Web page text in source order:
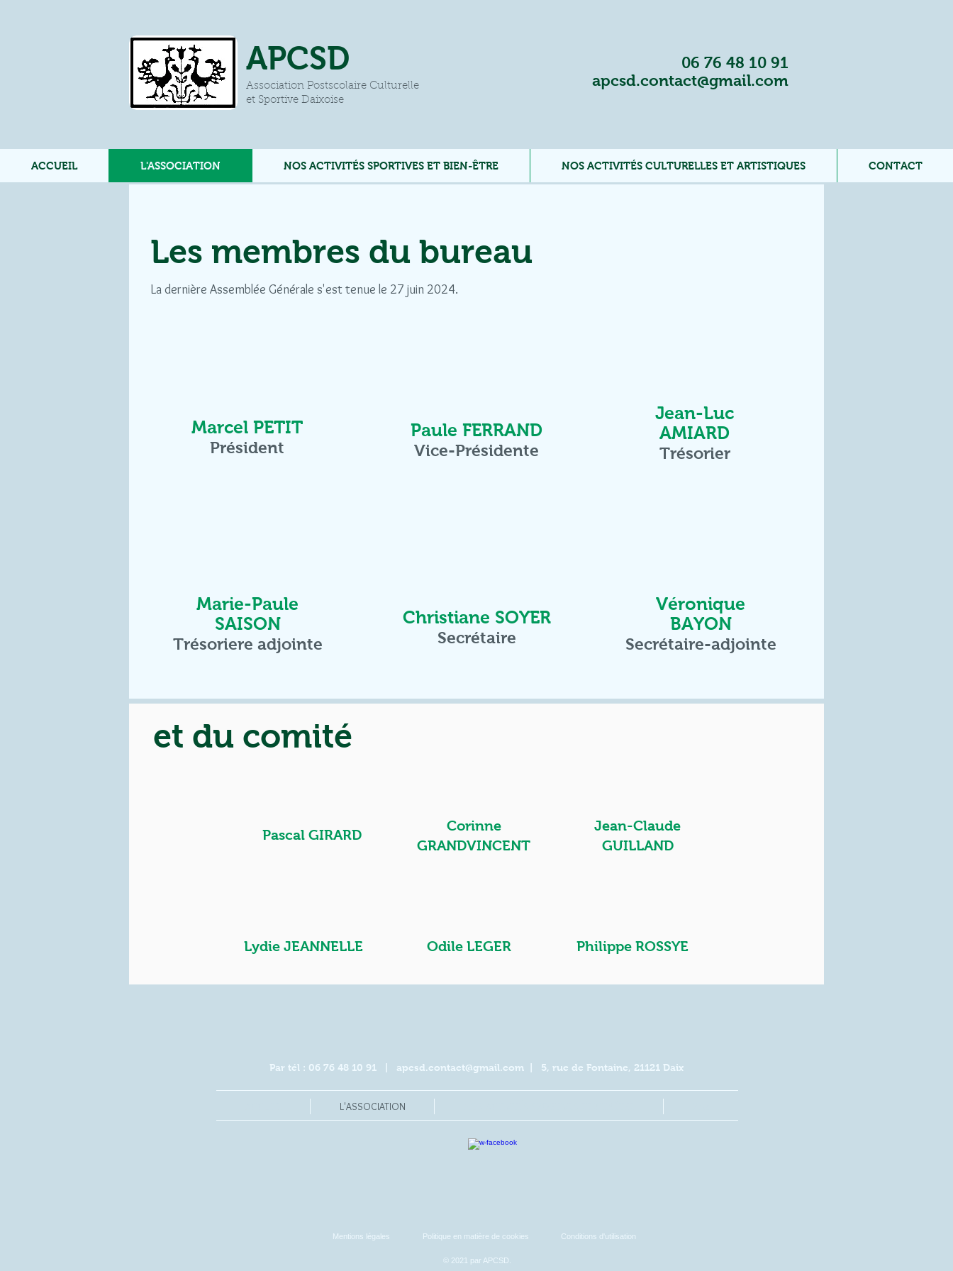
APCSD
Association Postscolaire Culturelle
et Sportive Daixoise
06 76 48 10 91
apcsd.contact@gmail.com
ACCUEIL L'ASSOCIATION NOS ACTIVITÉS SPORTIVES ET BIEN-ÊTRE NOS ACTIVITÉS CULTURELLES ET ARTISTIQUES CONTACT
Les membres du bureau
La dernière Assemblée Générale s'est tenue le 27 juin 2024.
Marcel PETIT
Président
Marie-Paule
SAISON
Trésoriere adjointe
Paule FERRAND
Vice-Présidente
Christiane SOYER
Secrétaire
Jean-Luc
AMIARD
Trésorier
Véronique
BAYON
Secrétaire-adjointe
et du comité
Pascal GIRARD
Corinne
GRANDVINCENT
Jean-Claude
GUILLAND
Lydie JEANNELLE Odile LEGER Philippe ROSSYE
L'ASSOCIATION
Par tél : 06 76 48 10 91 | apcsd.contact@gmail.com | 5, rue de Fontaine, 21121 Daix
Mentions légales Politique en matière de cookies Conditions d'utilisation
© 2021 par APCSD.